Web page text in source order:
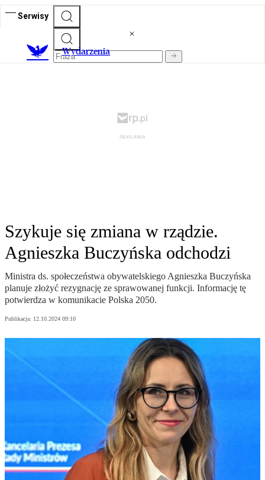
Serwisy
Wydarzenia
Szykuje się zmiana w rządzie.
Agnieszka Buczyńska odchodzi
Ministra ds. społeczeństwa obywatelskiego Agnieszka Buczyńska
planuje złożyć rezygnację ze sprawowanej funkcji. Informację tę
potwierdza w komunikacie Polska 2050.
Publikacja: 12.10.2024 09:10